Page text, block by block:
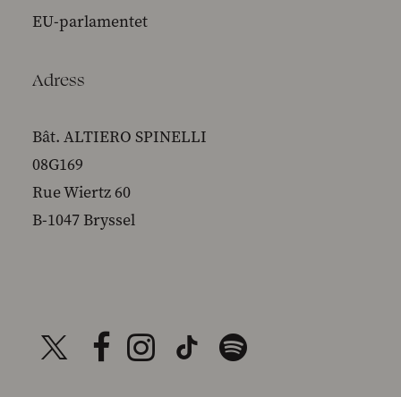
EU-parlamentet
Adress
Bât. ALTIERO SPINELLI
08G169
Rue Wiertz 60
B-1047 Bryssel